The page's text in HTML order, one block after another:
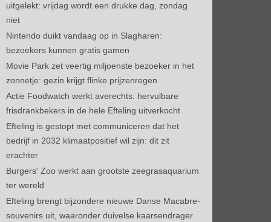
uitgelekt: vrijdag wordt een drukke dag, zondag
niet
Nintendo duikt vandaag op in Slagharen:
bezoekers kunnen gratis gamen
Movie Park zet veertig miljoenste bezoeker in het
zonnetje: gezin krijgt flinke prijzenregen
Actie Foodwatch werkt averechts: hervulbare
frisdrankbekers in de hele Efteling uitverkocht
Efteling is gestopt met communiceren dat het
bedrijf in 2032 klimaatpositief wil zijn: dit zit
erachter
Burgers' Zoo werkt aan grootste zeegrasaquarium
ter wereld
Efteling brengt bijzondere nieuwe Danse Macabre-
souvenirs uit, waaronder duivelse kaarsendrager